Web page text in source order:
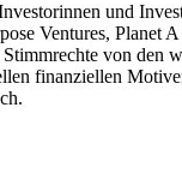
und
Ventures,
von den
finanziellen